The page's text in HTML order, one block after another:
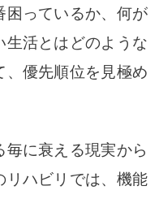
困っているか、何が
生活とはどのような
、優先順位を見極め
毎に衰える現実から
リハビリでは、機能